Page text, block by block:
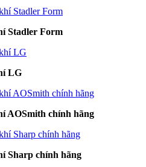
Stadler Form
LG
AOSmith chính hãng
Sharp chính hãng